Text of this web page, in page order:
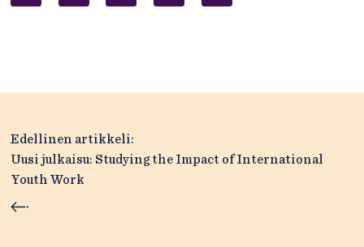
Artikkelien
selaus
Edellinen artikkeli:
Uusi julkaisu: Studying the Impact of International
Youth Work